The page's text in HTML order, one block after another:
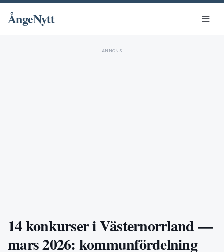
ÅngeNytt
ANNONS
14 konkurser i Västernorrland —
mars 2026: kommunfördelning